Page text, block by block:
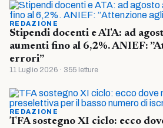
REDAZIONE
Stipendi docenti e ATA: ad
aumenti fino al 6,2%. ANIEF:
errori”
11 Luglio 2026 · 355 letture
REDAZIONE
TFA sostegno XI ciclo: ecco